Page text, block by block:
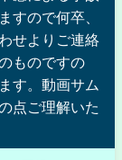
すので何卒、
せよりご連絡
ものですの
す。動画サム
点ご理解いた